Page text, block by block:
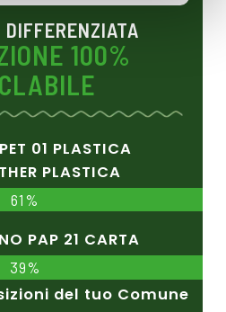
DIFFERENZIATA
100%
01 PLASTICA
PLASTICA
61%
PAP 21 CARTA
39%
del tuo Comune